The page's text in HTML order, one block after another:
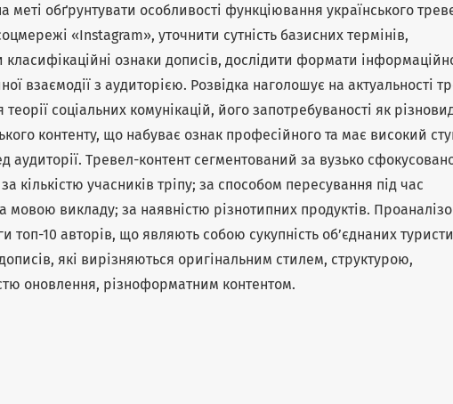
меті обґрунтувати особливості функціювання українського
«Instagram», уточнити сутність базисних термінів,
ознаки дописів, дослідити формати
взаємодії з аудиторією. Розвідка наголошує на актуальності
теорії соціальних комунікацій, його запотребуваності як
контенту, що набуває ознак професійного та має високий
аудиторії. Тревел-контент сегментований за вузько
кількістю учасників тріпу; за способом пересування під час
мовою викладу; за наявністю різнотипних продуктів.
топ-10 авторів, що являють собою сукупність об’єднаних
які вирізняються оригінальним стилем, структурою,
оновлення, різноформатним контентом.